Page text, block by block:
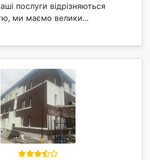
послуги відрізняються
ми маємо велики...